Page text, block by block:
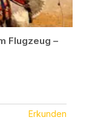
Flugzeug –
Erkunden